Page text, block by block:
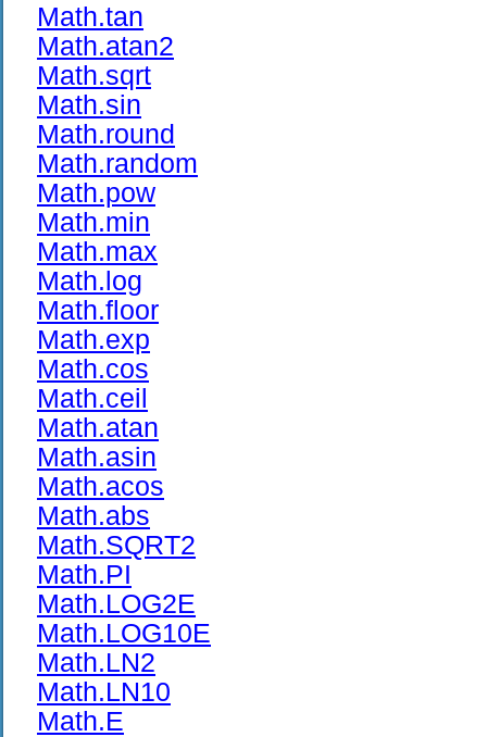
Math.tan
Math.atan2
Math.sqrt
Math.sin
Math.round
Math.random
Math.pow
Math.min
Math.max
Math.log
Math.floor
Math.exp
Math.cos
Math.ceil
Math.atan
Math.asin
Math.acos
Math.abs
Math.SQRT2
Math.PI
Math.LOG2E
Math.LOG10E
Math.LN2
Math.LN10
Math.E